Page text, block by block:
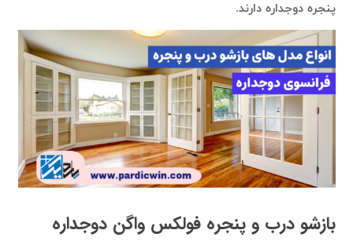
پنجره دوجداره دارند.
بازشو درب و پنجره فولکس واگن دوجداره